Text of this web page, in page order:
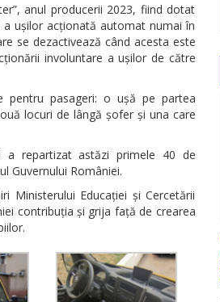
anul producerii 2023, fiind dotat
ușilor acționată automat numai în
se dezactivează când acesta este
involuntare a ușilor de către
pentru pasageri: o ușă pe partea
locuri de lângă șofer și una care
a repartizat astăzi primele 40 de
Guvernului României.
Ministerului Educației și Cercetării
contribuția și grija față de crearea